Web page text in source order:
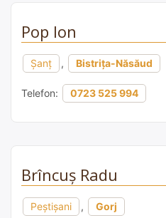
Pop Ion
Şanţ , Bistrița-Năsăud
Telefon: 0723 525 994
Brîncuș Radu
Peștișani , Gorj